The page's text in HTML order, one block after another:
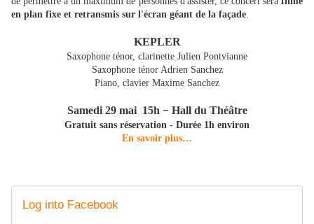
en plan fixe et retransmis sur l'écran géant de la façade.
KEPLER
Saxophone ténor, clarinette Julien Pontvianne
Saxophone ténor Adrien Sanchez
Piano, clavier Maxime Sanchez
Samedi 29 mai 15h − Hall du Théâtre
Gratuit sans réservation - Durée 1h environ
En savoir plus…
Log into Facebook